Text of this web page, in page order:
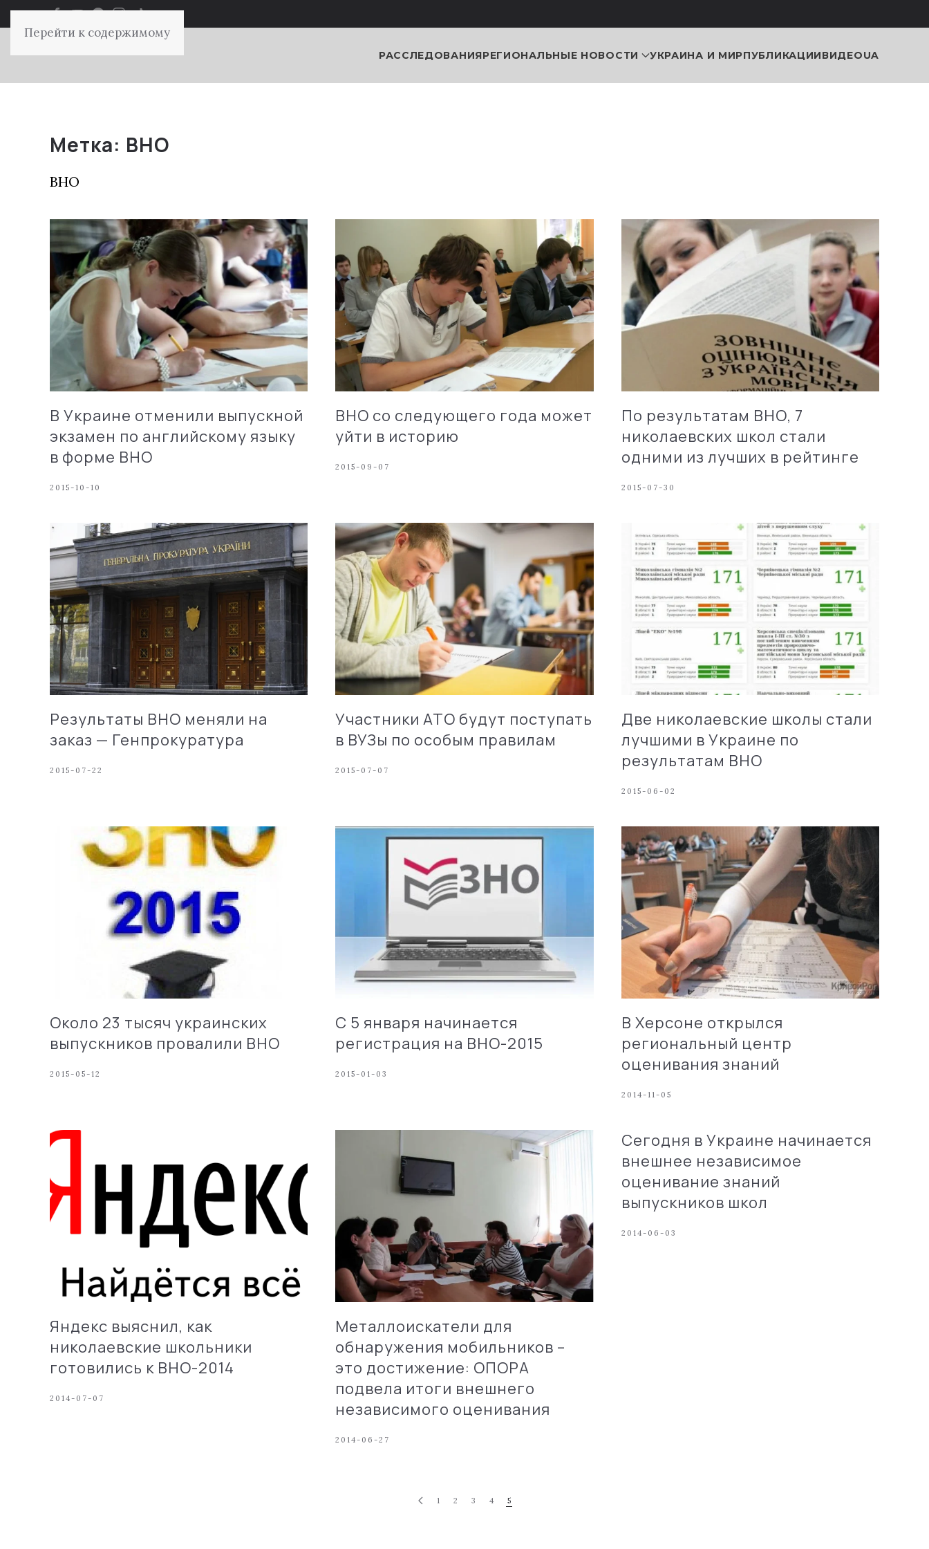
Перейти к содержимому
РАССЛЕДОВАНИЯРЕГИОНАЛЬНЫЕ НОВОСТИ УКРАИНА И МИРПУБЛИКАЦИИВИДЕОUA
Метка: ВНО
ВНО
В Украине отменили выпускной
экзамен по английскому языку
в форме ВНО
2015-10-10
ВНО со следующего года может
уйти в историю
2015-09-07
По результатам ВНО, 7
николаевских школ стали
одними из лучших в рейтинге
2015-07-30
Результаты ВНО меняли на
заказ — Генпрокуратура
2015-07-22
Участники АТО будут поступать
в ВУЗы по особым правилам
2015-07-07
Две николаевские школы стали
лучшими в Украине по
результатам ВНО
2015-06-02
Около 23 тысяч украинских
выпускников провалили ВНО
2015-05-12
С 5 января начинается
регистрация на ВНО-2015
2015-01-03
В Херсоне открылся
региональный центр
оценивания знаний
2014-11-05
Яндекс выяснил, как
николаевские школьники
готовились к ВНО-2014
2014-07-07
Металлоискатели для
обнаружения мобильников –
это достижение: ОПОРА
подвела итоги внешнего
независимого оценивания
2014-06-27
Сегодня в Украине начинается
внешнее независимое
оценивание знаний
выпускников школ
2014-06-03
1 2 3 4 5